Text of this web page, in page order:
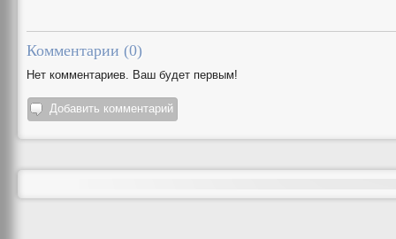
Комментарии (0)
Нет комментариев. Ваш будет первым!
Добавить комментарий